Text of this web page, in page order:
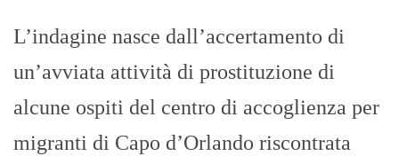
L’indagine nasce dall’accertamento di
un’avviata attività di prostituzione di
alcune ospiti del centro di accoglienza per
migranti di Capo d’Orlando riscontrata